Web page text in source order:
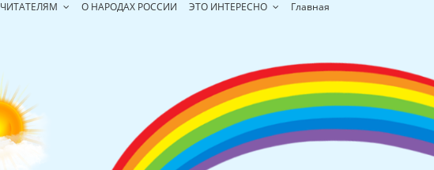
ЧИТАТЕЛЯМ О НАРОДАХ РОССИИ ЭТО ИНТЕРЕСНО Главная